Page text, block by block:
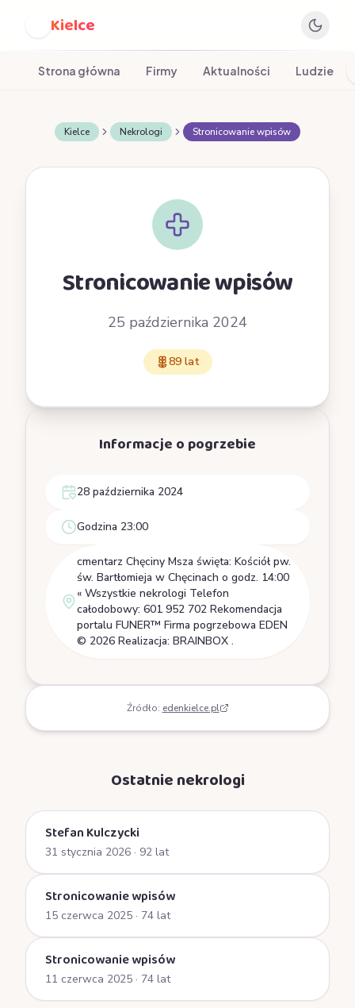
Kielce
Strona główna Firmy Aktualności Ludzie
Kielce Nekrologi Stronicowanie wpisów
Stronicowanie wpisów
25 października 2024
89 lat
Informacje o pogrzebie
28 października 2024
Godzina 23:00
cmentarz Chęciny Msza święta: Kościół pw.
św. Bartłomieja w Chęcinach o godz. 14:00
« Wszystkie nekrologi Telefon
całodobowy: 601 952 702 Rekomendacja
portalu FUNER™ Firma pogrzebowa EDEN
© 2026 Realizacja: BRAINBOX .
Źródło: edenkielce.pl
Ostatnie nekrologi
Stefan Kulczycki
31 stycznia 2026 · 92 lat
Stronicowanie wpisów
15 czerwca 2025 · 74 lat
Stronicowanie wpisów
11 czerwca 2025 · 74 lat